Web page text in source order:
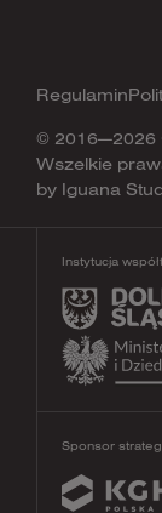
© 2016—2026
Wszelkie
by Iguana
Regulamin
Instytucja
Sponsor